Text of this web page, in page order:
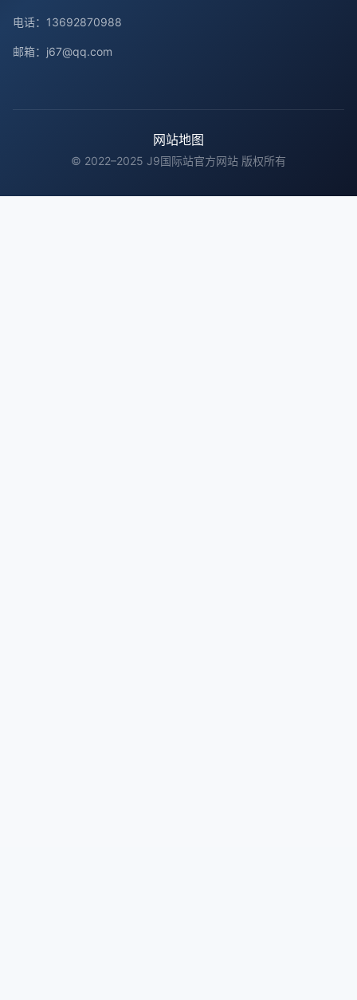
电话：13692870988
邮箱：j67@qq.com
网站地图
© 2022–2025 J9国际站官方网站 版权所有